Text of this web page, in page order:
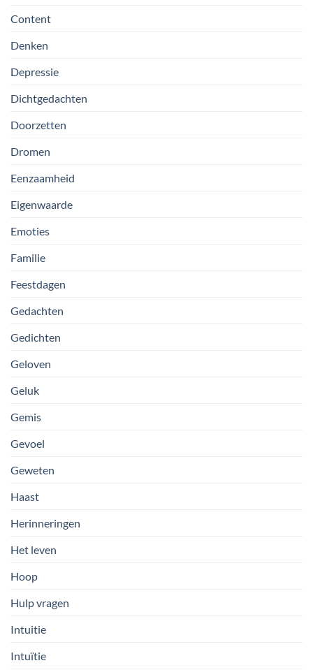
Content
Denken
Depressie
Dichtgedachten
Doorzetten
Dromen
Eenzaamheid
Eigenwaarde
Emoties
Familie
Feestdagen
Gedachten
Gedichten
Geloven
Geluk
Gemis
Gevoel
Geweten
Haast
Herinneringen
Het leven
Hoop
Hulp vragen
Intuitie
Intuïtie